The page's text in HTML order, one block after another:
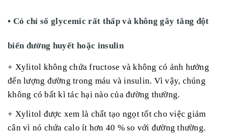
• Có chỉ số glycemic rất thấp và không gây tăng đột
biến đường huyết hoặc insulin
+ Xylitol không chứa fructose và không có ảnh hưởng
đến lượng đường trong máu và insulin. Vì vậy, chúng
không có bất kì tác hại nào của đường thường.
+ Xylitol được xem là chất tạo ngọt tốt cho việc giảm
cân vì nó chứa calo ít hơn 40 % so với đường thường.